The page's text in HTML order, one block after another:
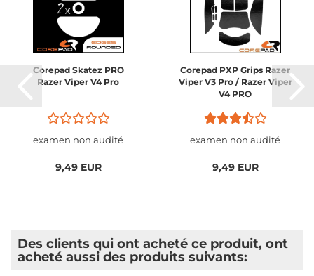
Corepad Skatez PRO
Razer Viper V4 Pro
examen non audité
9,49 EUR
Corepad PXP Grips Razer
Viper V3 Pro / Razer Viper
V4 PRO
examen non audité
9,49 EUR
Des clients qui ont acheté ce produit, ont
acheté aussi des produits suivants: